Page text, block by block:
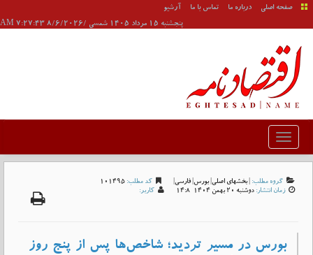
صفحه اصلی درباره ما تماس با ما
آرشیو
پنجشنبه 15 مرداد 1405 شمسی /8/6/2026 7:27:43 AM
گروه مطلب: | بخشهای اصلی| بورس فارسی| کد مطلب: 101495
زمان انتشار: دوشنبه 20 بهمن 1404-14:8 کاربر:
بورس در مسیر تردید؛ شاخص‌ها پس از پنج روز